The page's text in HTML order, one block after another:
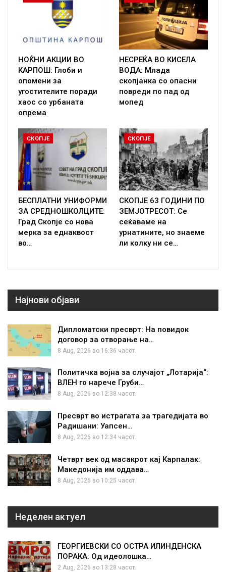
НОЌНИ АКЦИИ ВО
КАРПОШ: Глоби и
опомени за
угостителите поради
хаос со урбаната
опрема
НЕСРЕЌА ВО КИСЕЛА
ВОДА: Млада
скопјанка со опасни
повреди по пад од
мопед
СКОПЈЕ
БЕСПЛАТНИ УНИФОРМИ
ЗА СРЕДНОШКОЛЦИТЕ:
Град Скопје со нова
мерка за еднаквост
во…
СКОПЈЕ
СКОПЈЕ 63 ГОДИНИ ПО
ЗЕМЈОТРЕСОТ: Се
сеќаваме на
урнатините, но знаеме
ли колку ни се…
Најнови објави
Дипломатски пресврт: На повидок
договор за отворање на…
8 Aug, 2026 во 16:36 часот.
Политичка војна за случајот „Лотарија“:
ВЛЕН го нарече Груби…
8 Aug, 2026 во 12:38 часот.
Пресврт во истрагата за трагедијата во
Радишани: Уапсен…
8 Aug, 2026 во 12:34 часот.
Четврт век од масакрот кај Карпалак:
Македонија им оддава…
8 Aug, 2026 во 10:25 часот.
Неделен актуел
ГЕОРГИЕВСКИ СО ОСТРА ИЛИНДЕНСКА
ПОРАКА: Од идеолошка…
2 Aug, 2026 во 13:28 часот.